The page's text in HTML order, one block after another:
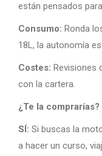
están pensados
Consumo: Ronda
18L, la autonomía
Costes: Revisiones
con la cartera.
¿Te la
SÍ: Si buscas la
a hacer un curso,